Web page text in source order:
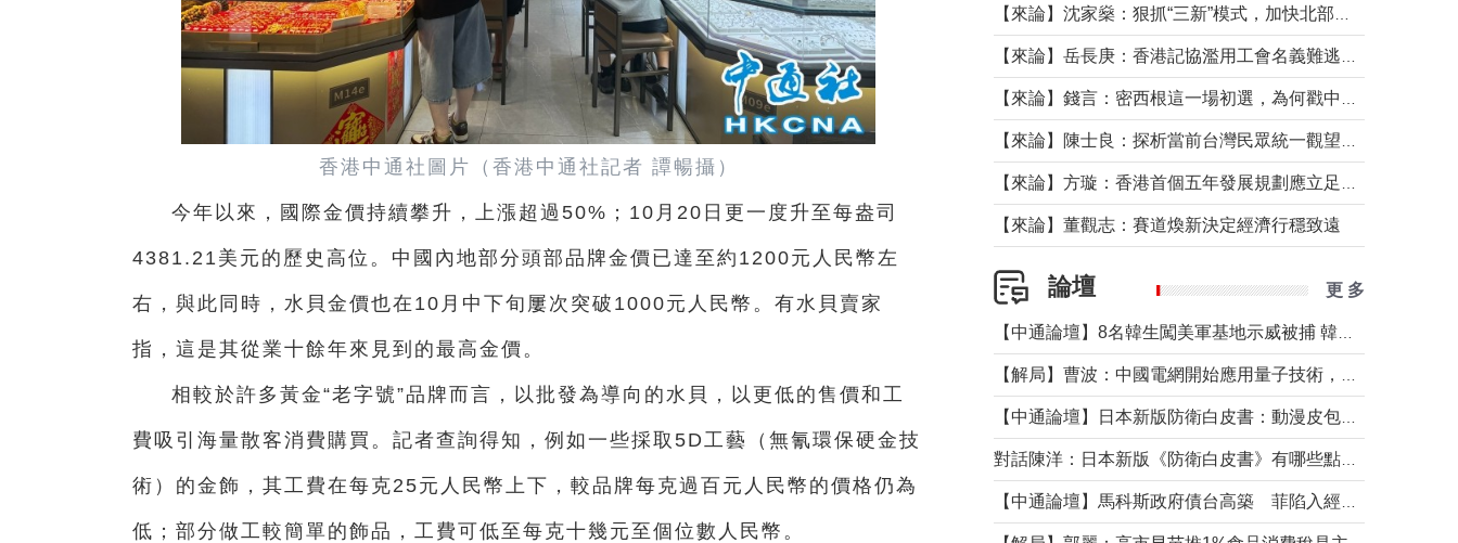
香港中通社圖片 （香港中通社記者 譚暢攝）
今年以來，國際金價持續攀升，上漲超過50%；10月20日更一度升至每盎司
4381.21美元的歷史高位。中國內地部分頭部品牌金價已達至約1200元人民幣左
右，與此同時，水貝金價也在10月中下旬屢次突破1000元人民幣。有水貝賣家
指，這是其從業十餘年來見到的最高金價。
相較於許多黃金“老字號”品牌而言，以批發為導向的水貝，以更低的售價和工
費吸引海量散客消費購買。記者查詢得知，例如一些採取5D工藝（無氰環保硬金技
術）的金飾，其工費在每克25元人民幣上下，較品牌每克過百元人民幣的價格仍為
低；部分做工較簡單的飾品，工費可低至每克十幾元至個位數人民幣。
【來論】董觀志：賽道煥新決定經濟行穩致遠
論壇 更 多